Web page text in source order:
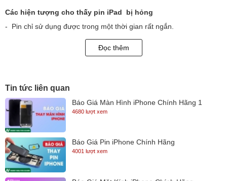
Các hiện tượng cho thấy pin iPad bị hỏng
- Pin chỉ sử dụng được trong một thời gian rất ngắn.
- Pin cắm sạc vào không nhận nguồn điện.
- Do sử dụng thiết bị đã lâu.
- Sử dụng iPad vừa dùng vừa sạc.
- Sử dụng pin kém chất lượng , không phải pin chính hãng.
- Sử dụng củ sạc hàng lô.
- Do rơi rớt hoặc bị dính nước vào làm hỏng pin.
Quy trình thay pin iPad tại Ngọc Nguyễn Care
Bước 1 : Hệ thống Ngọc Nguyễn Store sẽ nhận máy trực tiếp và
Đọc thêm
Tin tức liên quan
Báo Giá Màn Hình iPhone Chính Hãng 1
4680 lượt xem
Báo Giá Pin iPhone Chính Hãng
4001 lượt xem